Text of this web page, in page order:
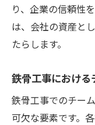
り、企業の信頼性
は、会社の資産と
たらします。
鉄骨工事におけ
鉄骨工事でのチー
可欠な要素です。